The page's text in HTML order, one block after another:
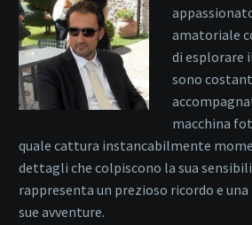
amatoriale
di esplorare
sono
macchina
quale cattura instancabilmente
dettagli che colpiscono la sua
rappresenta un prezioso ricordo e
sue avventure.